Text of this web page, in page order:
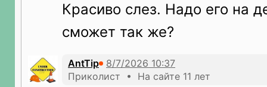
Красиво слез. Надо его на
сможет так же?
AntTip
Приколист • На сайте 11 лет